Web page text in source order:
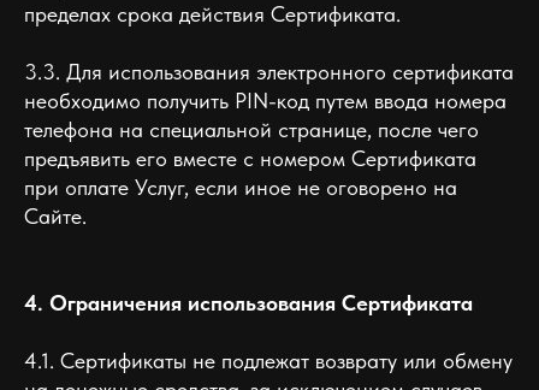
пределах срока действия Сертификата.
3.3. Для использования электронного сертификата
необходимо получить PIN-код путем ввода номера
телефона на специальной странице, после чего
предъявить его вместе с номером Сертификата
при оплате Услуг, если иное не оговорено на
Сайте.
4. Ограничения использования Сертификата
4.1. Сертификаты не подлежат возврату или обмену